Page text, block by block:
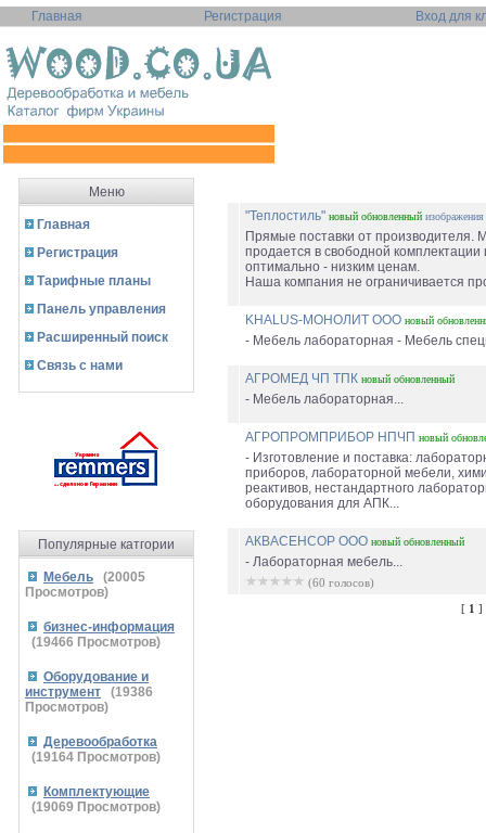
Главная Регистрация Вход для
Меню
Главная
Регистрация
Тарифные планы
Панель управления
Расширенный поиск
Связь с нами
Популярные катгории
Мебель (20005
Просмотров)
бизнес-информация
(19466 Просмотров)
Оборудование и
инструмент
(19386
Просмотров)
Деревообработка
(19164 Просмотров)
Комплектующие
(19069 Просмотров)
"Теплостиль" новый обновленный изображения
Прямые поставки от производителя.
продается в свободной комплектации
оптимально - низким ценам.
Наша компания не ограничивается
KHALUS-МОНОЛИТ ООО новый
- Мебель лабораторная - Мебель
АГРОМЕД ЧП ТПК новый обновленный
- Мебель лабораторная...
АГРОПРОМПРИБОР НПЧП новый
- Изготовление и поставка:
приборов, лабораторной мебели,
реактивов, нестандартного
оборудования для АПК...
АКВАСЕНСОР ООО новый обновленный
- Лабораторная мебель...
(60 голосов)
[ 1 ]